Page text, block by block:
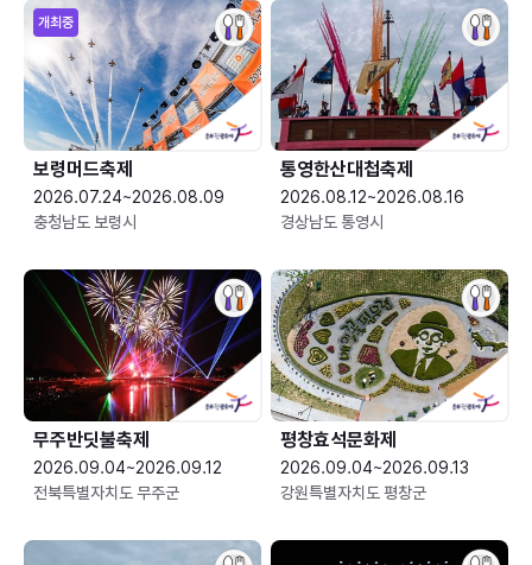
개최중
보령머드축제
2026.07.24~2026.08.09
충청남도 보령시
통영한산대첩축제
2026.08.12~2026.08.16
경상남도 통영시
무주반딧불축제
2026.09.04~2026.09.12
전북특별자치도 무주군
평창효석문화제
2026.09.04~2026.09.13
강원특별자치도 평창군